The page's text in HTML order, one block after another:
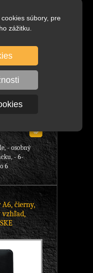
súbory, pre
zážitku.
- osobný
- 6-
6
A6, čierny,
vzhľad,